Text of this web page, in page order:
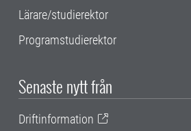
Lärare/studierektor
Programstudierektor
Senaste nytt från
Driftinformation